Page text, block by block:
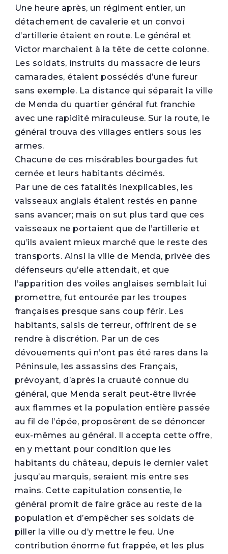
Une heure après, un régiment entier, un
détachement de cavalerie et un convoi
d’artillerie étaient en route. Le général et
Victor marchaient à la tête de cette colonne.
Les soldats, instruits du massacre de leurs
camarades, étaient possédés d’une fureur
sans exemple. La distance qui séparait la ville
de Menda du quartier général fut franchie
avec une rapidité miraculeuse. Sur la route, le
général trouva des villages entiers sous les
armes.
Chacune de ces misérables bourgades fut
cernée et leurs habitants décimés.
Par une de ces fatalités inexplicables, les
vaisseaux anglais étaient restés en panne
sans avancer; mais on sut plus tard que ces
vaisseaux ne portaient que de l’artillerie et
qu’ils avaient mieux marché que le reste des
transports. Ainsi la ville de Menda, privée des
défenseurs qu’elle attendait, et que
l’apparition des voiles anglaises semblait lui
promettre, fut entourée par les troupes
françaises presque sans coup férir. Les
habitants, saisis de terreur, offrirent de se
rendre à discrétion. Par un de ces
dévouements qui n’ont pas été rares dans la
Péninsule, les assassins des Français,
prévoyant, d’après la cruauté connue du
général, que Menda serait peut-être livrée
aux flammes et la population entière passée
au fil de l’épée, proposèrent de se dénoncer
eux-mêmes au général. Il accepta cette offre,
en y mettant pour condition que les
habitants du château, depuis le dernier valet
jusqu’au marquis, seraient mis entre ses
mains. Cette capitulation consentie, le
général promit de faire grâce au reste de la
population et d’empêcher ses soldats de
piller la ville ou d’y mettre le feu. Une
contribution énorme fut frappée, et les plus